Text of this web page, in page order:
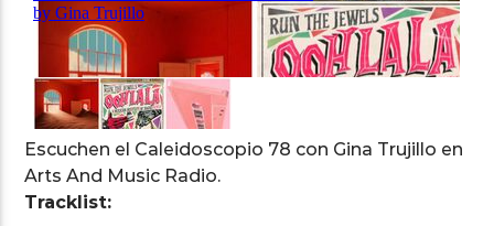
Arts And Music Radio
Escuchen el Caleidoscopio 78 con Gina Trujillo en
Arts And Music Radio.
Tracklist: